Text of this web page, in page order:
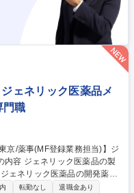
ェネリック医薬品メ
門職
ェネリック医薬品の開発薬事
原簿/マスターファイル)登録
転勤なし
退職金あり